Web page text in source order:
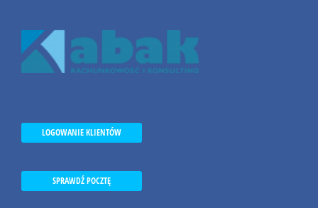
LOGOWANIE KLIENTÓW
SPRAWDŹ POCZTĘ